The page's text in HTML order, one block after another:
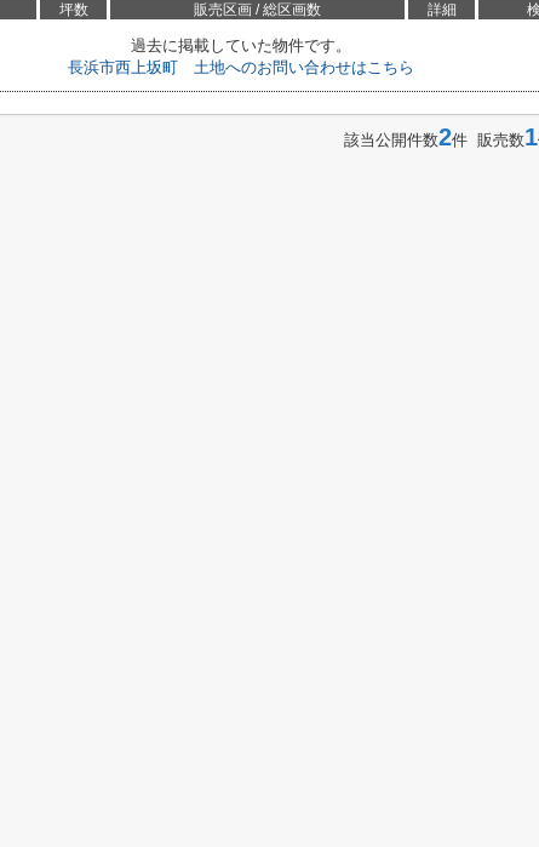
坪数 販売区画 / 総区画数 詳細
過去に掲載していた物件です。
長浜市西上坂町 土地へのお問い合わせはこちら
該当公開件数2件 販売数1